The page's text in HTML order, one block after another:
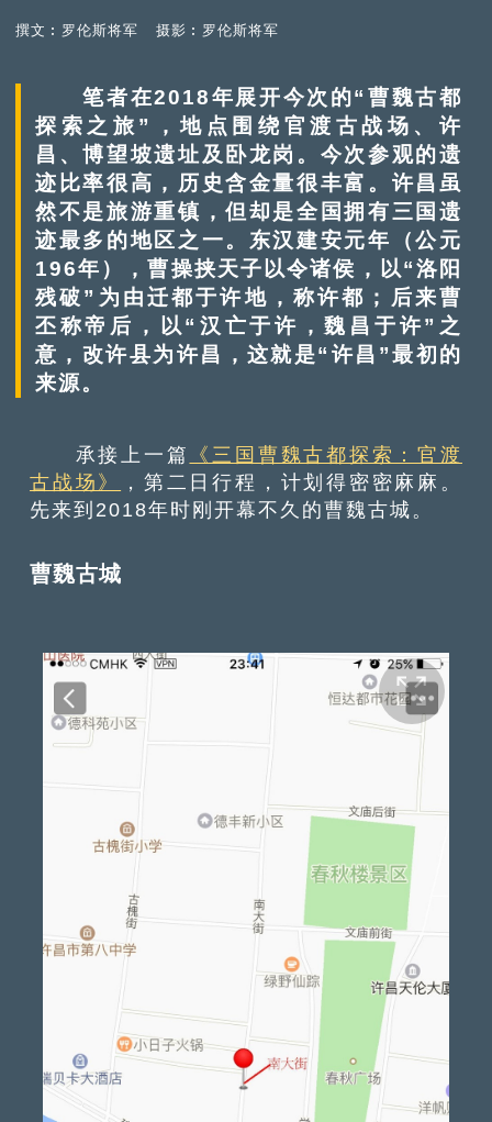
撰文︰罗伦斯将军 摄影︰罗伦斯将军
笔者在2018年展开今次的“曹魏古都
探索之旅”，地点围绕官渡古战场、许
昌、博望坡遗址及卧龙岗。今次参观的遗
迹比率很高，历史含金量很丰富。许昌虽
然不是旅游重镇，但却是全国拥有三国遗
迹最多的地区之一。东汉建安元年（公元
196年），曹操挟天子以令诸侯，以“洛阳
残破”为由迁都于许地，称许都；后来曹
丕称帝后，以“汉亡于许，魏昌于许”之
意，改许县为许昌，这就是“许昌”最初的
来源。
承接上一篇
《三国曹魏古都探索：官渡
古战场》
，第二日行程，计划得密密麻麻。
先来到2018年时刚开幕不久的曹魏古城。
曹魏古城